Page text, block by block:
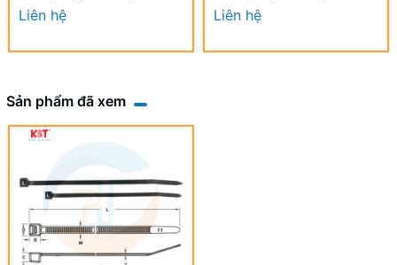
A 9.0×1000mm Chống UV
Liên hệ
A 9.0×880mm Chống UV
Liên hệ
Sản phẩm đã xem